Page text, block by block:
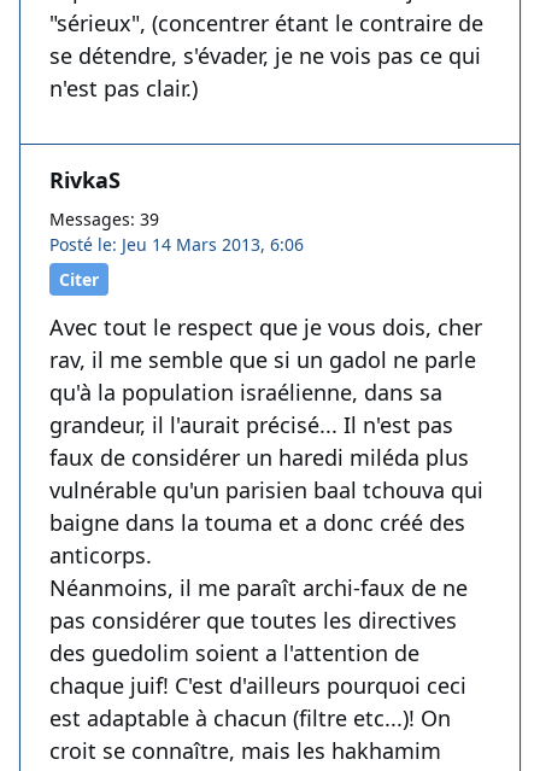
"sérieux", (concentrer étant le contraire de
se détendre, s'évader, je ne vois pas ce qui
n'est pas clair.)
RivkaS
Messages: 39
Posté le: Jeu 14 Mars 2013, 6:06
Citer
Avec tout le respect que je vous dois, cher
rav, il me semble que si un gadol ne parle
qu'à la population israélienne, dans sa
grandeur, il l'aurait précisé... Il n'est pas
faux de considérer un haredi miléda plus
vulnérable qu'un parisien baal tchouva qui
baigne dans la touma et a donc créé des
anticorps.
Néanmoins, il me paraît archi-faux de ne
pas considérer que toutes les directives
des guedolim soient a l'attention de
chaque juif! C'est d'ailleurs pourquoi ceci
est adaptable à chacun (filtre etc...)! On
croit se connaître, mais les hakhamim